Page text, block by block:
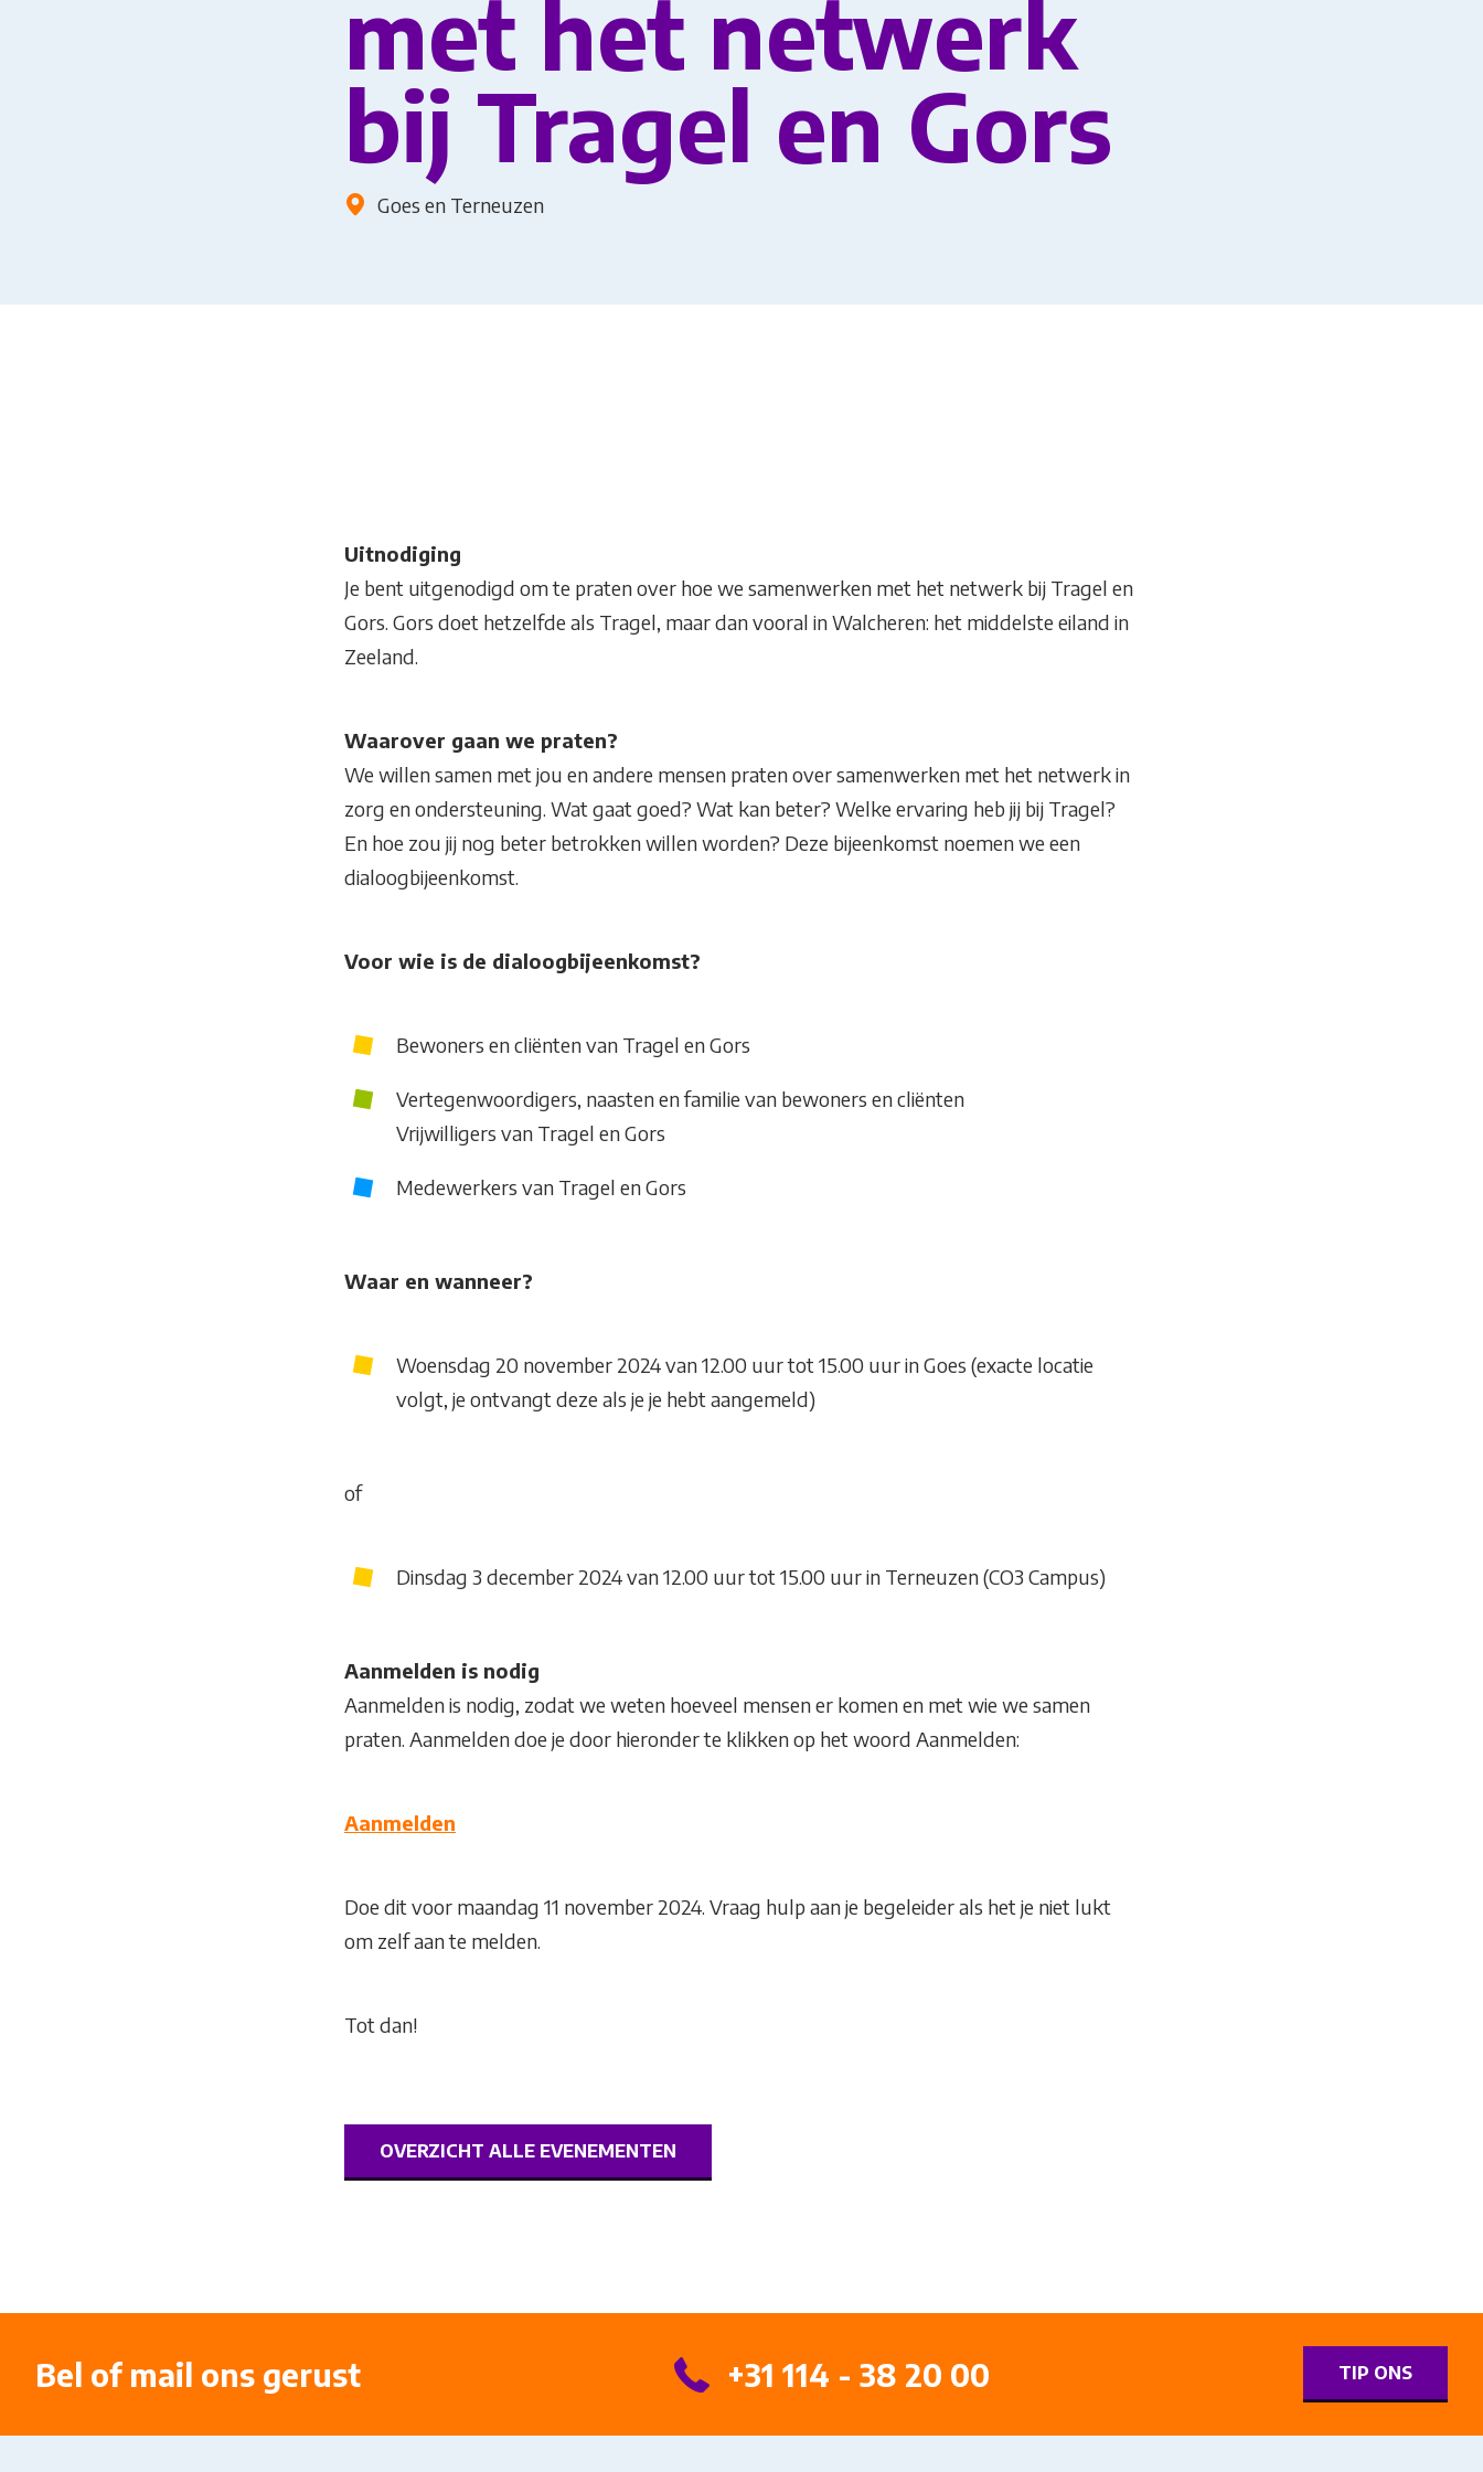
met het netwerk
bij Tragel en Gors
Goes en Terneuzen
Uitnodiging
Je bent uitgenodigd om te praten over hoe we samenwerken met het netwerk bij Tragel en
Gors. Gors doet hetzelfde als Tragel, maar dan vooral in Walcheren: het middelste eiland in
Zeeland.
Waarover gaan we praten?
We willen samen met jou en andere mensen praten over samenwerken met het netwerk in
zorg en ondersteuning. Wat gaat goed? Wat kan beter? Welke ervaring heb jij bij Tragel?
En hoe zou jij nog beter betrokken willen worden? Deze bijeenkomst noemen we een
dialoogbijeenkomst.
Voor wie is de dialoogbijeenkomst?
Bewoners en cliënten van Tragel en Gors
Vertegenwoordigers, naasten en familie van bewoners en cliënten
Vrijwilligers van Tragel en Gors
Medewerkers van Tragel en Gors
Waar en wanneer?
Woensdag 20 november 2024 van 12.00 uur tot 15.00 uur in Goes (exacte locatie
volgt, je ontvangt deze als je je hebt aangemeld)
of
Dinsdag 3 december 2024 van 12.00 uur tot 15.00 uur in Terneuzen (CO3 Campus)
Aanmelden is nodig
Aanmelden is nodig, zodat we weten hoeveel mensen er komen en met wie we samen
praten. Aanmelden doe je door hieronder te klikken op het woord Aanmelden:
Aanmelden
Doe dit voor maandag 11 november 2024. Vraag hulp aan je begeleider als het je niet lukt
om zelf aan te melden.
Tot dan!
OVERZICHT ALLE EVENEMENTEN
Bel of mail ons gerust +31 114 - 38 20 00 TIP ONS